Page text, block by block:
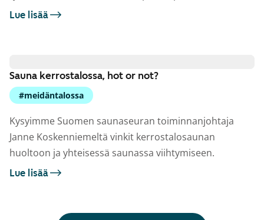
Lue lisää
Sauna kerrostalossa, hot or not?
#meidäntalossa
Kysyimme Suomen saunaseuran toiminnanjohtaja
Janne Koskenniemeltä vinkit kerrostalosaunan
huoltoon ja yhteisessä saunassa viihtymiseen.
Lue lisää